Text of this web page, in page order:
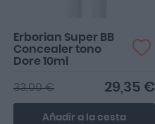
Erborian Super BB
Concealer tono
Dore 10ml
29,35 €
33,00 €
Añadir a la cesta